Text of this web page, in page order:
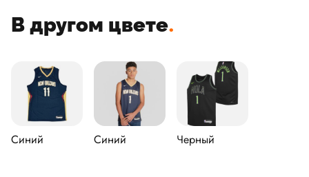
В другом цвете.
Синий Синий Черный